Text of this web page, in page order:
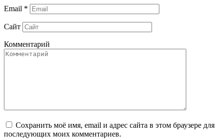
Email *
Сайт
Комментарий
Сохранить моё имя, email и адрес сайта в этом браузере для
последующих моих комментариев.